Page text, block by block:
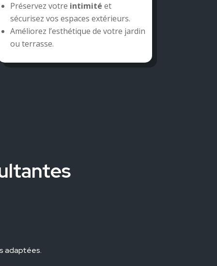
Préservez votre intimité et
sécurisez vos espaces extérieurs.
Améliorez l’esthétique de votre jardin
ou terrasse.
adaptées.